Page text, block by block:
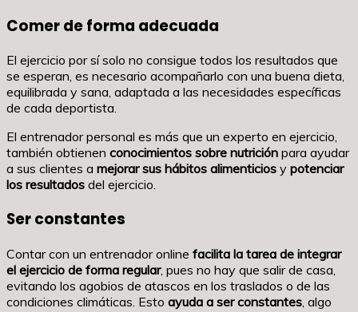
Comer de forma adecuada
El ejercicio por sí solo no consigue todos los resultados que
se esperan, es necesario acompañarlo con una buena dieta,
equilibrada y sana, adaptada a las necesidades específicas
de cada deportista.
El entrenador personal es más que un experto en ejercicio,
también obtienen conocimientos sobre nutrición para ayudar
a sus clientes a mejorar sus hábitos alimenticios y potenciar
los resultados del ejercicio.
Ser constantes
Contar con un entrenador online facilita la tarea de integrar
el ejercicio de forma regular, pues no hay que salir de casa,
evitando los agobios de atascos en los traslados o de las
condiciones climáticas. Esto ayuda a ser constantes , algo